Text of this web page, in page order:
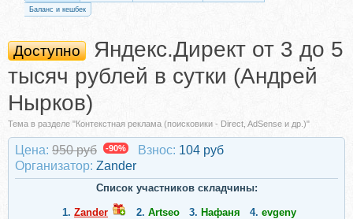
Баланс и кешбек
Доступно
Яндекс.Директ от 3 до 5
тысяч рублей в сутки (Андрей
Нырков)
Тема в разделе "Контекстная реклама (поисковики - Direct, AdSense и др.)"
Цена: 950 руб -90% Взнос: 104 руб
Организатор: Zander
Список участников складчины:
1. Zander 2. Artseo 3. Нафаня 4. evgeny